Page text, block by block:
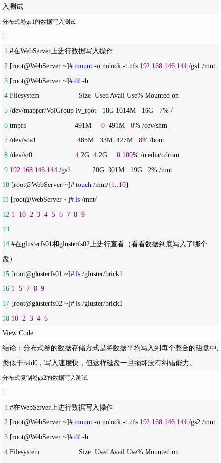
入测试
分布式卷gs1的数据写入测试
1
2 [root@WebServer ~]# mount -o nolock -t nfs 192.168 146.144:/gs1 /
3 [root@WebServer ~]# df -
4 Filesystem                    Size  Used Avail Use%
5 /dev/mapper/VolGroup-lv_root   18G 1014M   16G 7
6 tmpfs                         491M 0
  491M
0% /dev/
7 /dev/sda1                     485M   33M  427M 8% /
8 /dev/sr0 4 .2G 4 .2G 0 100% /media/
9 192.168 146.144:/gs1           20G  301M   19G 2% /
10 [root@WebServer ~]# touch /mnt/{1 10
11 [root@WebServer ~]# ls
12 1 10 2 3 4 5 6 7 8 9
13
14 #在glusterfs01和glusterfs02上进行查看（看看数据到底写入了哪个
15 [root@glusterfs01 ~]# ls /gluster/
16 1 5 7 8 9
17 [root@glusterfs02 ~]# ls /gluster/
18 10 2 3 4 6
View Code
结论：分布式卷的数据存储方式是将数据平均写入到每个整合的磁盘中,
类似于raid0，写入速度快，但这样磁盘一旦损坏没有纠错能力。
分布式复制卷gs2的数据写入测试
1
2 [root@WebServer ~]# mount -o nolock -t nfs 192.168 146.144:/gs2 /
3 [root@WebServer ~]# df -
4 Filesystem                    Size  Used Avail Use%